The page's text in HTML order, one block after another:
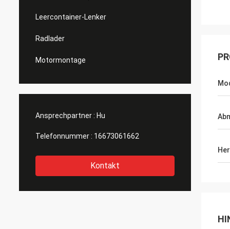
Leercontainer-Lenker
Radlader
Motormontage
Ansprechpartner : Hu
Telefonnummer : 16673061662
Kontakt